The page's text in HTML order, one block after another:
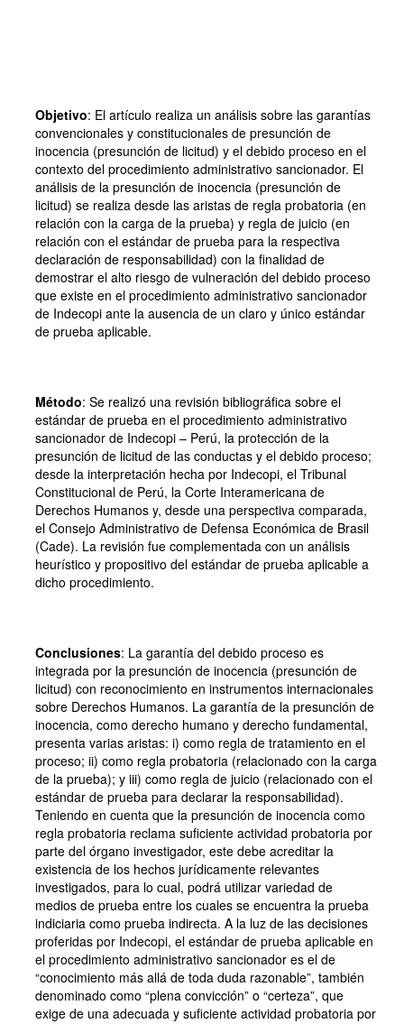
Objetivo: El artículo realiza un análisis sobre las garantías
convencionales y constitucionales de presunción de
inocencia (presunción de licitud) y el debido proceso en el
contexto del procedimiento administrativo sancionador. El
análisis de la presunción de inocencia (presunción de
licitud) se realiza desde las aristas de regla probatoria (en
relación con la carga de la prueba) y regla de juicio (en
relación con el estándar de prueba para la respectiva
declaración de responsabilidad) con la finalidad de
demostrar el alto riesgo de vulneración del debido proceso
que existe en el procedimiento administrativo sancionador
de Indecopi ante la ausencia de un claro y único estándar
de prueba aplicable.
Método: Se realizó una revisión bibliográfica sobre el
estándar de prueba en el procedimiento administrativo
sancionador de Indecopi – Perú, la protección de la
presunción de licitud de las conductas y el debido proceso;
desde la interpretación hecha por Indecopi, el Tribunal
Constitucional de Perú, la Corte Interamericana de
Derechos Humanos y, desde una perspectiva comparada,
el Consejo Administrativo de Defensa Económica de Brasil
(Cade). La revisión fue complementada con un análisis
heurístico y propositivo del estándar de prueba aplicable a
dicho procedimiento.
Conclusiones: La garantía del debido proceso es
integrada por la presunción de inocencia (presunción de
licitud) con reconocimiento en instrumentos internacionales
sobre Derechos Humanos. La garantía de la presunción de
inocencia, como derecho humano y derecho fundamental,
presenta varias aristas: i) como regla de tratamiento en el
proceso; ii) como regla probatoria (relacionado con la carga
de la prueba); y iii) como regla de juicio (relacionado con el
estándar de prueba para declarar la responsabilidad).
Teniendo en cuenta que la presunción de inocencia como
regla probatoria reclama suficiente actividad probatoria por
parte del órgano investigador, este debe acreditar la
existencia de los hechos jurídicamente relevantes
investigados, para lo cual, podrá utilizar variedad de
medios de prueba entre los cuales se encuentra la prueba
indiciaria como prueba indirecta. A la luz de las decisiones
proferidas por Indecopi, el estándar de prueba aplicable en
el procedimiento administrativo sancionador es el de
“conocimiento más allá de toda duda razonable”, también
denominado como “plena convicción” o “certeza”, que
exige de una adecuada y suficiente actividad probatoria por